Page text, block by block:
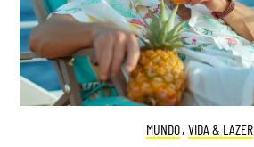
MUNDO, VIDA & LAZER